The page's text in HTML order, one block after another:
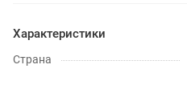
Характеристики
Страна